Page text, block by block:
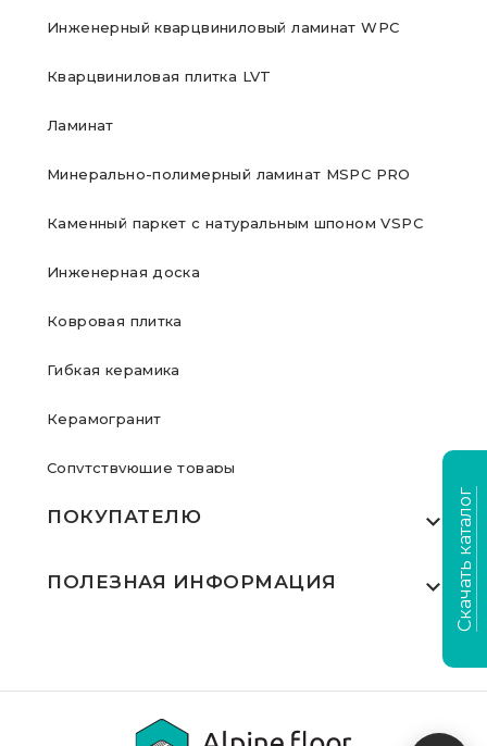
Инженерный кварцвиниловый ламинат WPC
Кварцвиниловая плитка LVT
Ламинат
Минерально-полимерный ламинат MSPC PRO
Каменный паркет с натуральным шпоном VSPC
Инженерная доска
Ковровая плитка
Гибкая керамика
Керамогранит
Сопутствующие товары
ПОКУПАТЕЛЮ
Где купить
Выполненные проекты
ПОЛЕЗНАЯ ИНФОРМАЦИЯ
Видеообзоры
Для дилеров
Скачать каталог